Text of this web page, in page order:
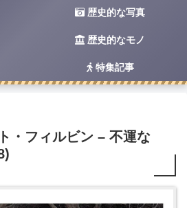
歴史的な写真
歴史的なモノ
特集記事
・フィルビン – 不運な